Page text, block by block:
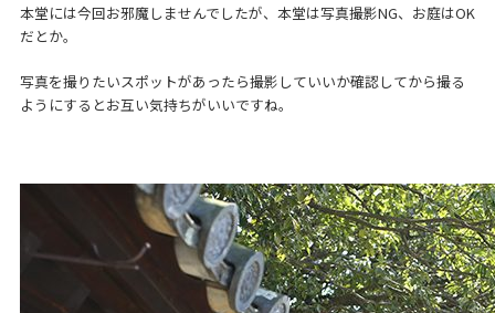
本堂には今回お邪魔しませんでしたが、本堂は写真撮影NG、お庭はOK
だとか。
写真を撮りたいスポットがあったら撮影していいか確認してから撮る
ようにするとお互い気持ちがいいですね。